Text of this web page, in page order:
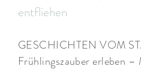
entfliehen
GESCHICHTEN VOM
Frühlingszauber erleben